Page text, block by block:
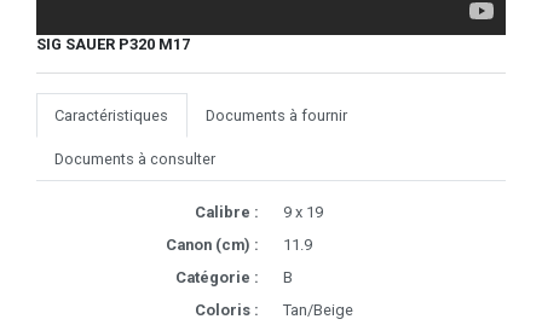
SIG SAUER P320 M17
Caractéristiques Documents à fournir
Documents à consulter
Calibre :
9 x 19
Canon (cm) :
11.9
Catégorie :
B
Coloris :
Tan/Beige